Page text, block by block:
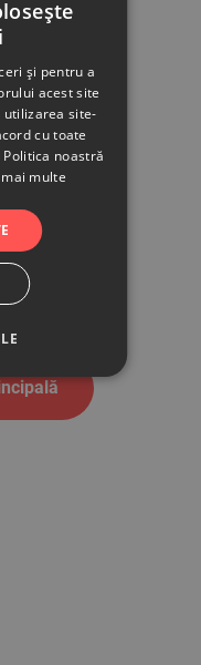
și pentru a
acest site
utilizarea site-
cu toate
noastră
multe